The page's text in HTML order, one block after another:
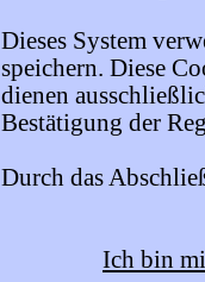
Dieses System
speichern. Diese
dienen
Bestätigung der
Durch das
Ich bin